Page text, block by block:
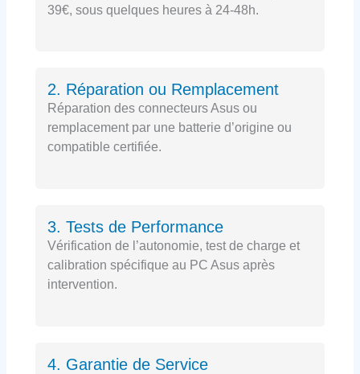
39€, sous quelques heures à 24-48h.
2. Réparation ou Remplacement
Réparation des connecteurs Asus ou
remplacement par une batterie d’origine ou
compatible certifiée.
3. Tests de Performance
Vérification de l’autonomie, test de charge et
calibration spécifique au PC Asus après
intervention.
4. Garantie de Service